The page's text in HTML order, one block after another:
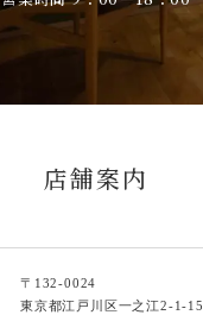
店舗案内
〒132-0024
東京都江戸川区一之江2-1-15